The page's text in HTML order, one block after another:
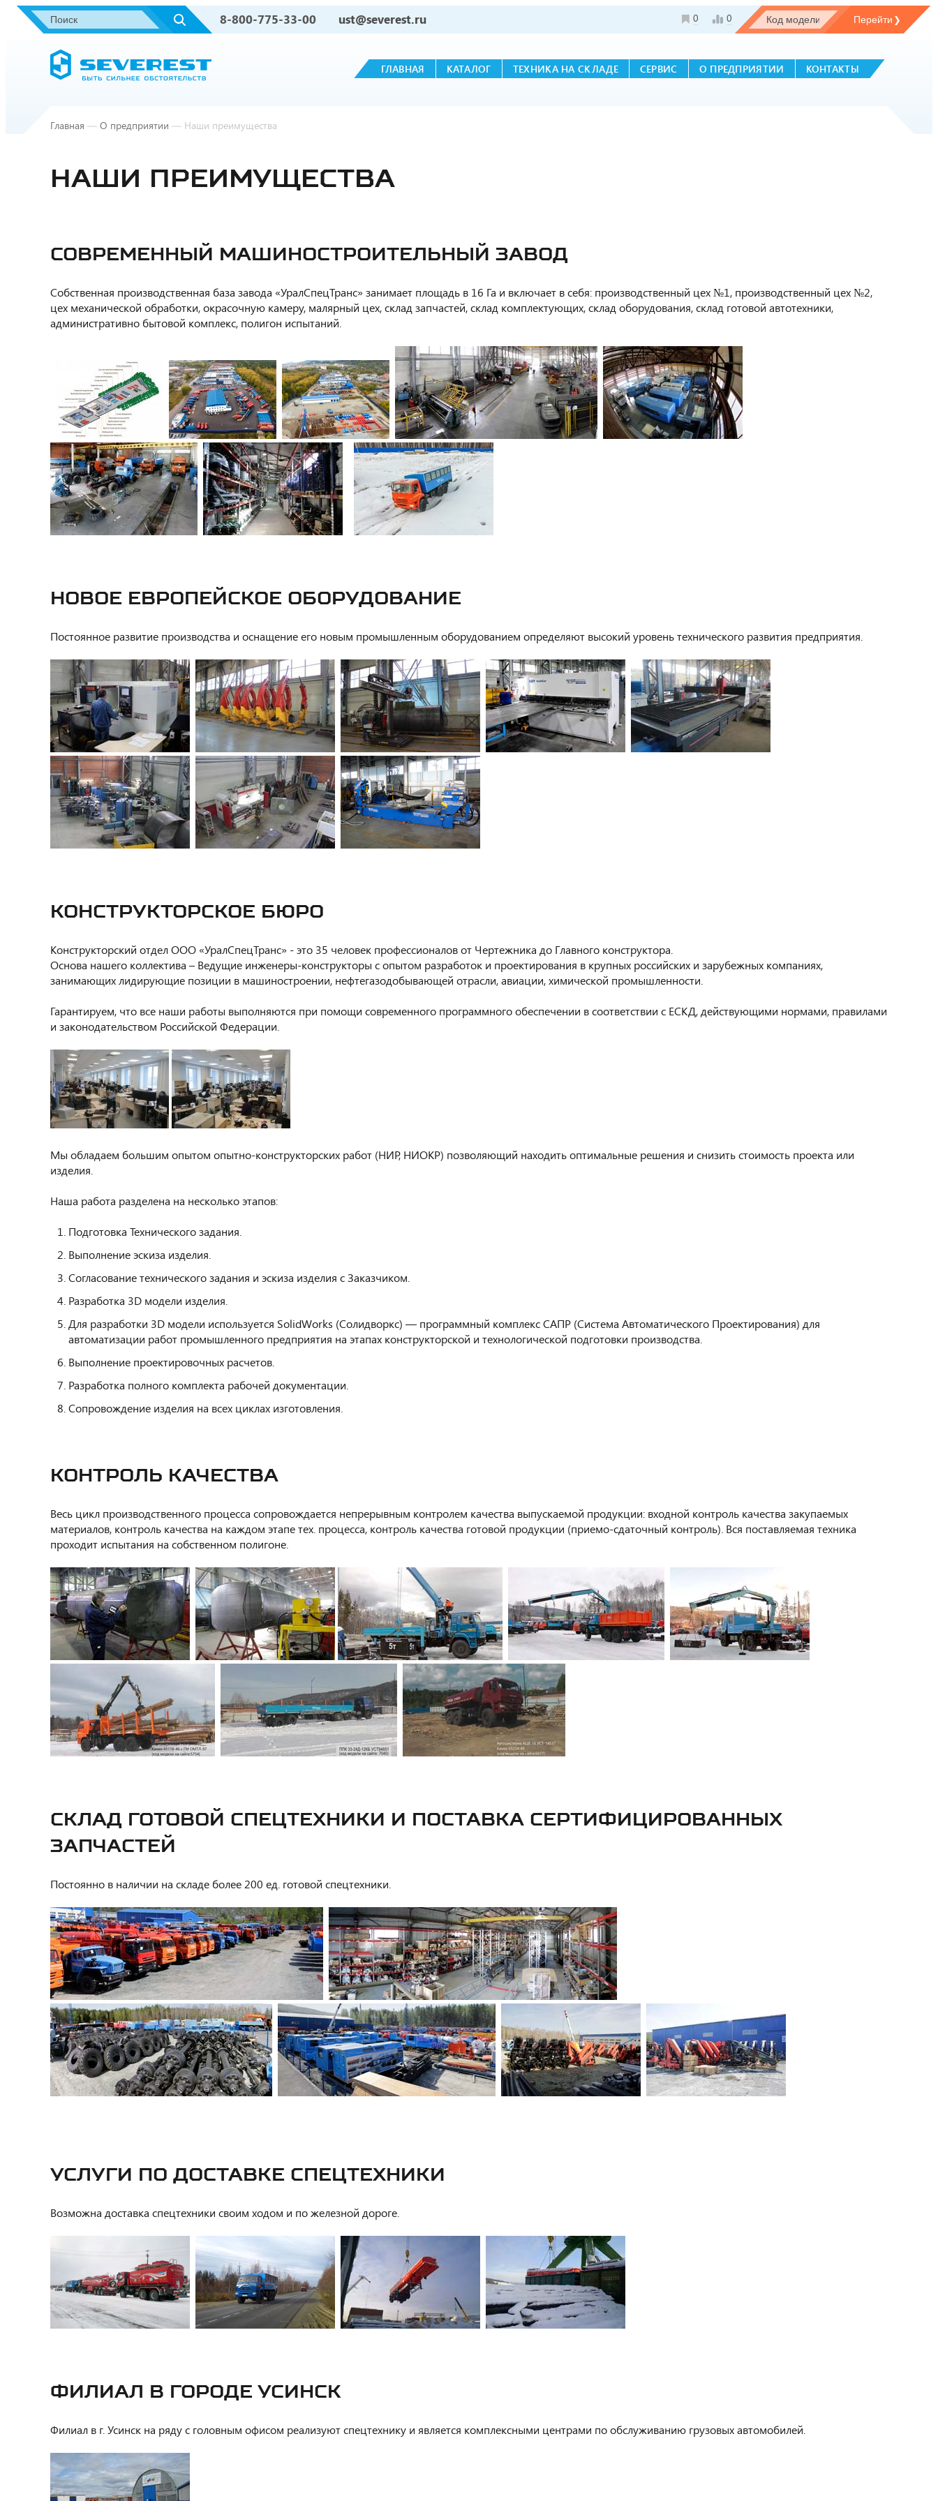
8-800-775-33-00 ust@severest.ru 0 0
ГЛАВНАЯ КАТАЛОГ ТЕХНИКА НА СКЛАДЕ СЕРВИС О ПРЕДПРИЯТИИ КОНТАКТЫ
Главная — О предприятии — Наши преимущества
НАШИ ПРЕИМУЩЕСТВА
СОВРЕМЕННЫЙ МАШИНОСТРОИТЕЛЬНЫЙ ЗАВОД
Собственная производственная база завода «УралСпецТранс» занимает площадь в 16 Га и включает в себя: производственный цех №1, производственный цех №2,
цех механической обработки, окрасочную камеру, малярный цех, склад запчастей, склад комплектующих, склад оборудования, склад готовой автотехники,
административно бытовой комплекс, полигон испытаний.
НОВОЕ ЕВРОПЕЙСКОЕ ОБОРУДОВАНИЕ
Постоянное развитие производства и оснащение его новым промышленным оборудованием определяют высокий уровень технического развития предприятия.
КОНСТРУКТОРСКОЕ БЮРО
Конструкторский отдел ООО «УралСпецТранс» - это 35 человек профессионалов от Чертежника до Главного конструктора.
Основа нашего коллектива – Ведущие инженеры-конструкторы с опытом разработок и проектирования в крупных российских и зарубежных компаниях,
занимающих лидирующие позиции в машиностроении, нефтегазодобывающей отрасли, авиации, химической промышленности.
Гарантируем, что все наши работы выполняются при помощи современного программного обеспечении в соответствии с ЕСКД, действующими нормами, правилами
и законодательством Российской Федерации.
Мы обладаем большим опытом опытно-конструкторских работ (НИР, НИОКР) позволяющий находить оптимальные решения и снизить стоимость проекта или
изделия.
Наша работа разделена на несколько этапов:
Подготовка Технического задания.
Выполнение эскиза изделия.
Согласование технического задания и эскиза изделия с Заказчиком.
Разработка 3D модели изделия.
Для разработки 3D модели используется SolidWorks (Солидворкс) — программный комплекс САПР (Система Автоматического Проектирования) для
автоматизации работ промышленного предприятия на этапах конструкторской и технологической подготовки производства.
Выполнение проектировочных расчетов.
Разработка полного комплекта рабочей документации.
Сопровождение изделия на всех циклах изготовления.
КОНТРОЛЬ КАЧЕСТВА
Весь цикл производственного процесса сопровождается непрерывным контролем качества выпускаемой продукции: входной контроль качества закупаемых
материалов, контроль качества на каждом этапе тех. процесса, контроль качества готовой продукции (приемо-сдаточный контроль). Вся поставляемая техника
проходит испытания на собственном полигоне.
СКЛАД ГОТОВОЙ СПЕЦТЕХНИКИ И ПОСТАВКА СЕРТИФИЦИРОВАННЫХ
ЗАПЧАСТЕЙ
Постоянно в наличии на складе более 200 ед. готовой спецтехники.
УСЛУГИ ПО ДОСТАВКЕ СПЕЦТЕХНИКИ
Возможна доставка спецтехники своим ходом и по железной дороге.
ФИЛИАЛ В ГОРОДЕ УСИНСК
Филиал в г. Усинск на ряду с головным офисом реализуют спецтехнику и является комплексными центрами по обслуживанию грузовых автомобилей.